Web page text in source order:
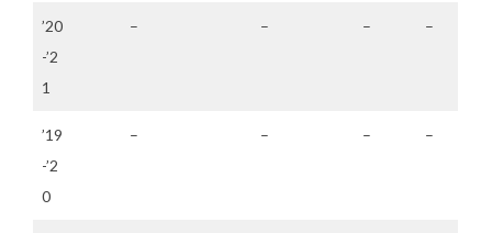
’20
-’2
1
– – – –
’19
-’2
0
– – – –